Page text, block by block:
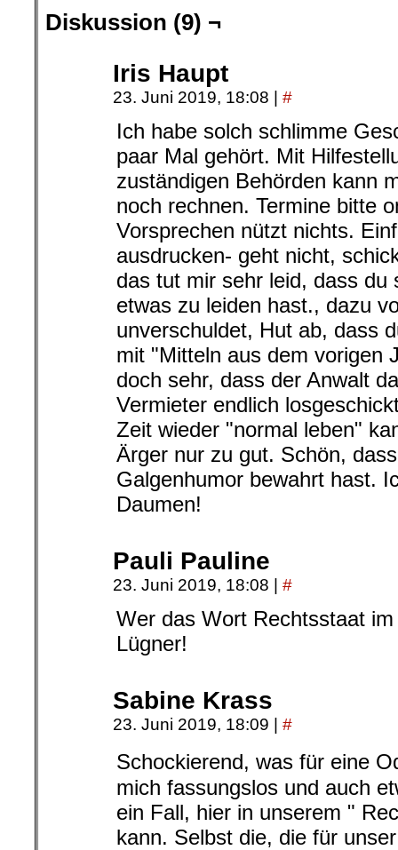
Diskussion (9) ¬
Iris Haupt
23. Juni 2019, 18:08 #
Ich habe solch schlimme
paar Mal gehört. Mit
zuständigen Behörden kann
noch rechnen. Termine bitte
Vorsprechen nützt nichts.
ausdrucken- geht nicht,
das tut mir sehr leid, dass du
etwas zu leiden hast., dazu
unverschuldet, Hut ab, dass
mit "Mitteln aus dem vorigen
doch sehr, dass der Anwalt
Vermieter endlich
Zeit wieder "normal leben"
Ärger nur zu gut. Schön,
Galgenhumor bewahrt hast.
Daumen!
Pauli Pauline
23. Juni 2019, 18:08 #
Wer das Wort Rechtsstaat
Lügner!
Sabine Krass
23. Juni 2019, 18:09 #
Schockierend, was für eine
mich fassungslos und auch
ein Fall, hier in unserem "
kann. Selbst die, die für